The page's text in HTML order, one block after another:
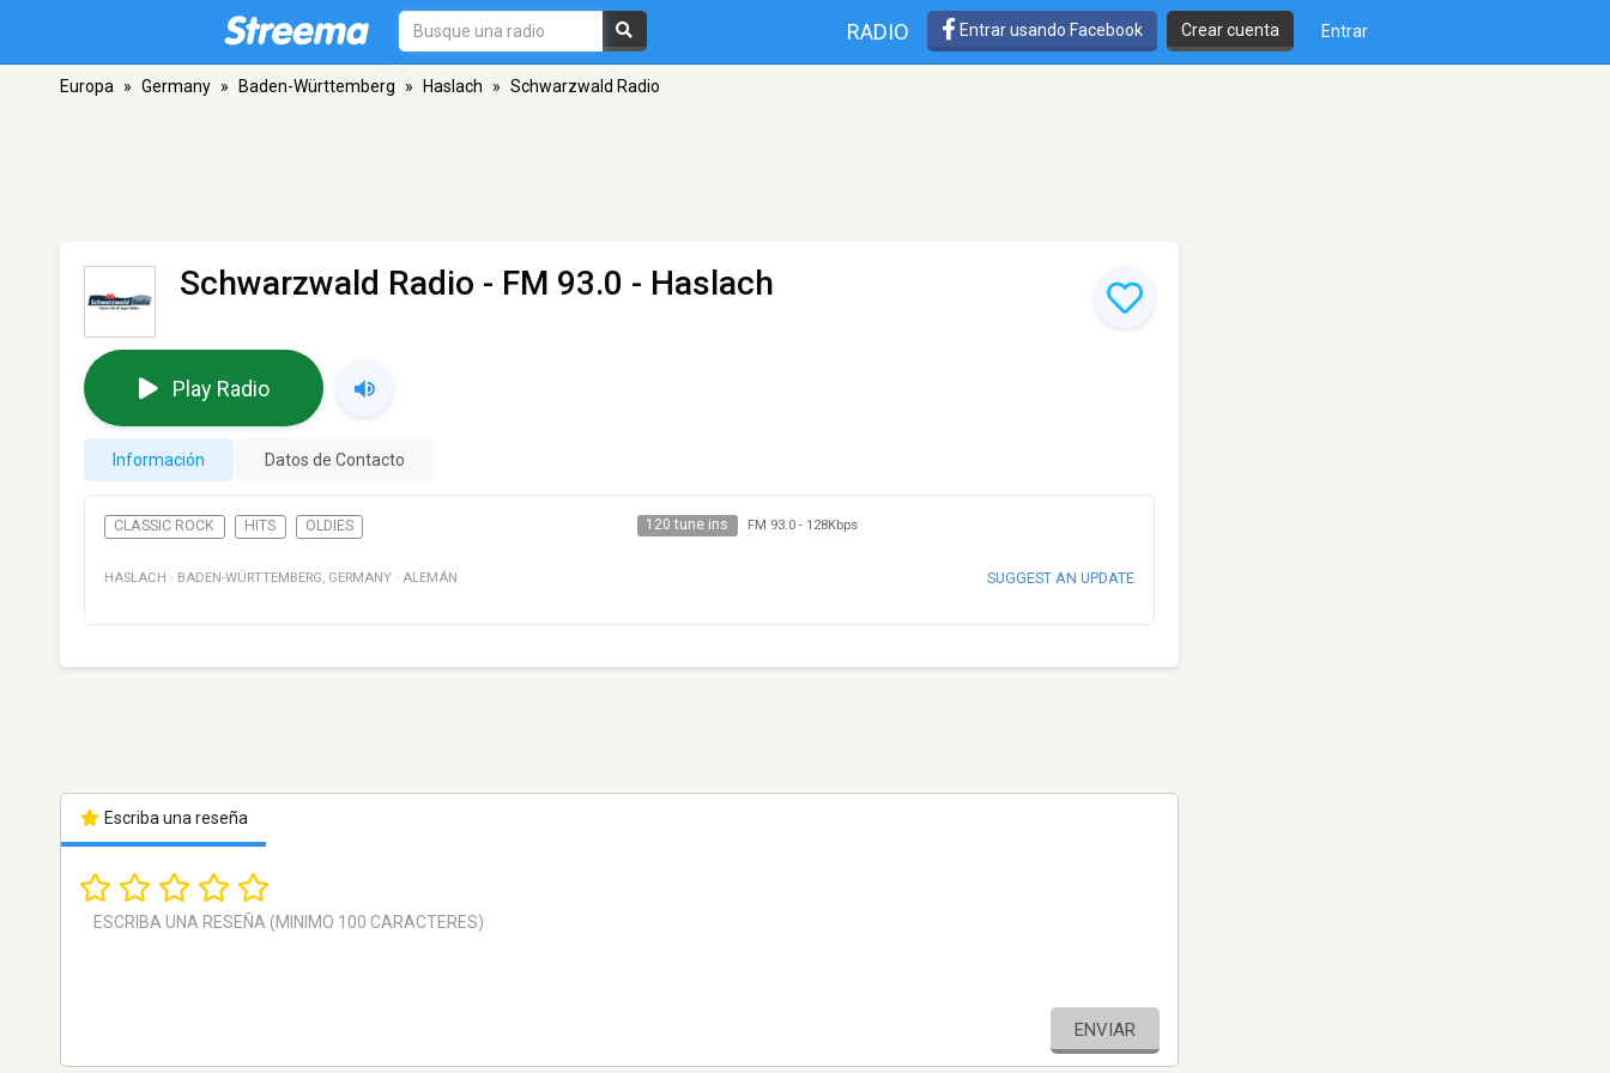
RADIO Entrar usando Facebook Crear cuenta Entrar
Europa » Germany » Baden-Württemberg » Haslach » Schwarzwald Radio
Schwarzwald Radio - FM 93.0 - Haslach
Play Radio
Información Datos de Contacto
CLASSIC ROCK HITS OLDIES 120 tune ins FM 93.0- 128Kbps
HASLACH · BADEN-WÜRTTEMBERG, GERMANY · ALEMÁN SUGGEST AN UPDATE
Escriba una reseña
ENVIAR